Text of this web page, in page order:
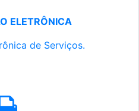
ELETRÔNICA
de Serviços.